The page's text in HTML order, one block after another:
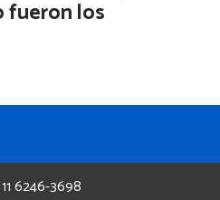
fueron los
6246-3698